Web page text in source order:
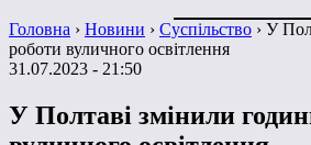
Головна › Новини › Суспільство › У
роботи вуличного освітлення
31.07.2023 - 21:50
У Полтаві змінили